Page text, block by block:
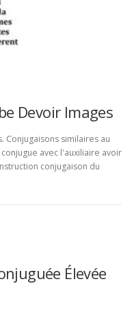
Devoir Images
Conjugaisons similaires au
avec l'auxiliaire avoir
conjugaison du
Élevée